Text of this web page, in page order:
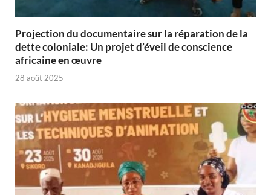
Projection du documentaire sur la réparation de la
dette coloniale: Un projet d’éveil de conscience
africaine en œuvre‎
28 août 2025